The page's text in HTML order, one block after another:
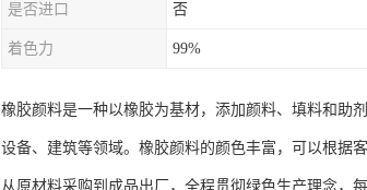
是否进口 否
着色力 99%
橡胶颜料是一种以橡胶为基材，添加颜料、填料和助
设备、建筑等领域。橡胶颜料的颜色丰富，可以根据
从原材料采购到成品出厂，全程贯彻绿色生产理念，